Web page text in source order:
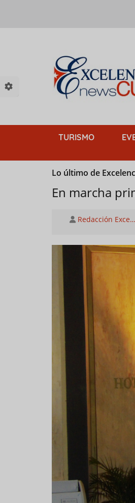
TURISMO
Lo último de
En marcha
Redacción Exce…